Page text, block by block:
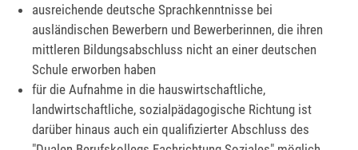
ausreichende deutsche Sprachkenntnisse bei
ausländischen Bewerbern und Bewerberinnen, die ihren
mittleren Bildungsabschluss nicht an einer deutschen
Schule erworben haben
für die Aufnahme in die hauswirtschaftliche,
landwirtschaftliche, sozialpädagogische Richtung ist
darüber hinaus auch ein qualifizierter Abschluss des